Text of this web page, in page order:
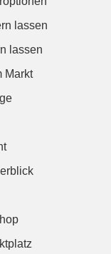
lassen
lassen
Markt